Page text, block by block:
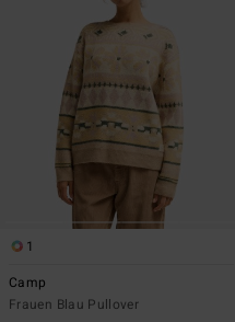
1
Camp
Frauen Blau Pullover